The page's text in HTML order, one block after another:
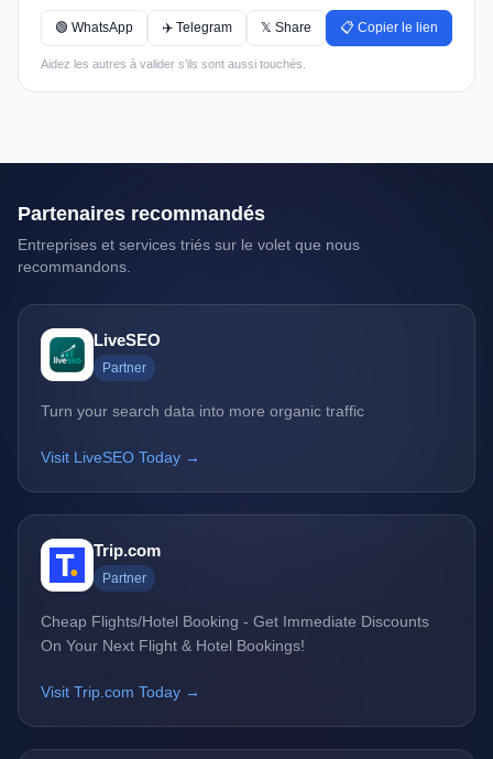
🟢 WhatsApp ✈️ Telegram 𝕏 Share 📋 Copier le lien
Aidez les autres à valider s'ils sont aussi touchés.
Partenaires recommandés
Entreprises et services triés sur le volet que nous
recommandons.
LiveSEO
Partner
Turn your search data into more organic traffic
Visit LiveSEO Today →
Trip.com
Partner
Cheap Flights/Hotel Booking - Get Immediate Discounts
On Your Next Flight & Hotel Bookings!
Visit Trip.com Today →